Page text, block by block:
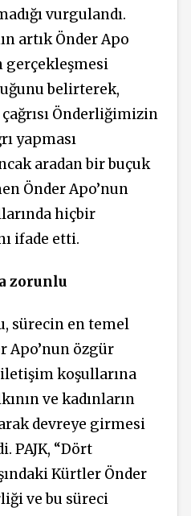
vurgulandı.
artık Önder Apo
belirterek,
Önderliğimizin
yapması
aradan bir buçuk
Önder Apo’nun
hiçbir
ifade etti.
zorunlu
sürecin en temel
Apo’nun özgür
iletişim koşullarına
ve kadınların
devreye girmesi
PAJK, “Dört
Kürtler Önder
ve bu süreci